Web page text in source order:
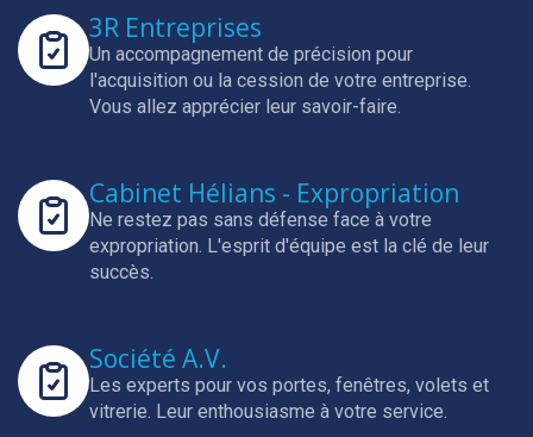
3R Entreprises
Un accompagnement de précision pour
l'acquisition ou la cession de votre entreprise.
Vous allez apprécier leur savoir-faire.
Cabinet Hélians - Expropriation
Ne restez pas sans défense face à votre
expropriation. L'esprit d'équipe est la clé de leur
succès.
Société A.V.
Les experts pour vos portes, fenêtres, volets et
vitrerie. Leur enthousiasme à votre service.